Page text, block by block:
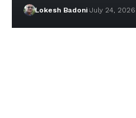
Lokesh Badoni July 24, 2026